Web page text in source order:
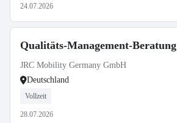
24.07.2026
Qualitäts-Management-Beratung
JRC Mobility Germany GmbH
Deutschland
Vollzeit
28.07.2026